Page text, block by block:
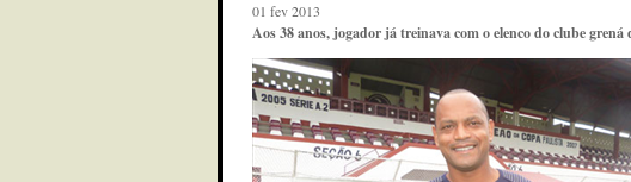
01 fev 2013
Aos 38 anos, jogador já treinava com o elenco do clube